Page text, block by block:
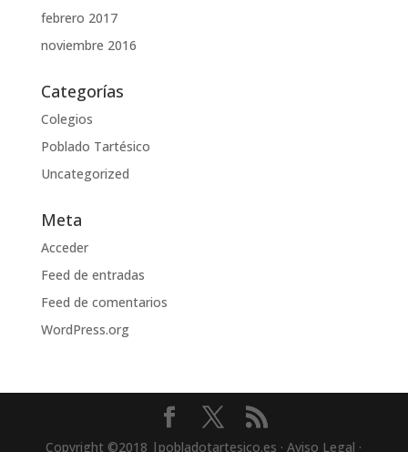
febrero 2017
noviembre 2016
Categorías
Colegios
Poblado Tartésico
Uncategorized
Meta
Acceder
Feed de entradas
Feed de comentarios
WordPress.org
Copyright ©2018 |pobladotartesico.es · Aviso Legal ·